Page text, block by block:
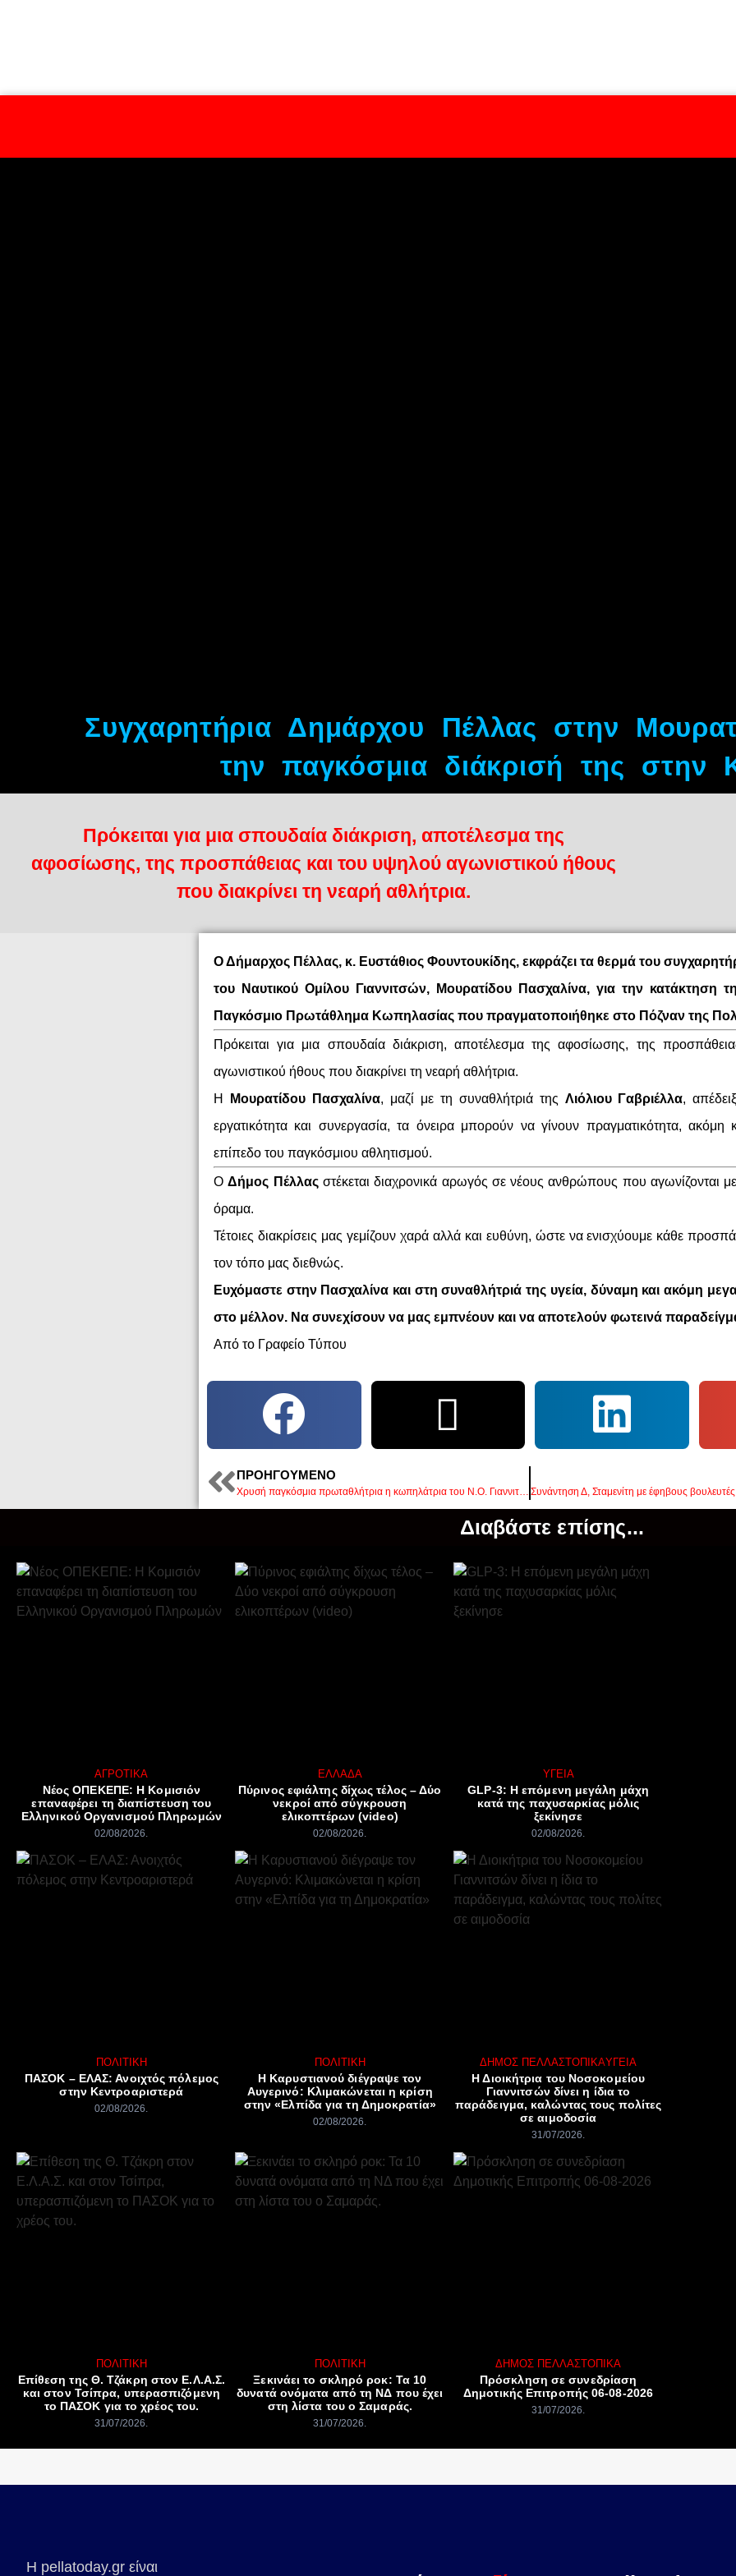
Συγχαρητήρια Δημάρχου Πέλλας στην
την παγκόσμια διάκρισή της στην
Πρόκειται για μια σπουδαία διάκριση, αποτέλεσμα της
αφοσίωσης, της προσπάθειας και του υψηλού αγωνιστικού ήθους
που διακρίνει τη νεαρή αθλήτρια.
Ο Δήμαρχος Πέλλας, κ. Ευστάθιος Φουντουκίδης, εκφράζει τα θερμά του
του Ναυτικού Ομίλου Γιαννιτσών, Μουρατίδου Πασχαλίνα, για την κατάκτηση
Παγκόσμιο Πρωτάθλημα Κωπηλασίας που πραγματοποιήθηκε στο Πόζναν της
Πρόκειται για μια σπουδαία διάκριση, αποτέλεσμα της αφοσίωσης, της
αγωνιστικού ήθους που διακρίνει τη νεαρή αθλήτρια.
Η
Μουρατίδου Πασχαλίνα, μαζί με τη συναθλήτριά της Λιόλιου Γαβριέλλα,
εργατικότητα και συνεργασία, τα όνειρα μπορούν να γίνουν πραγματικότητα, ακόμη
επίπεδο του παγκόσμιου αθλητισμού.
ΟΔήμος Πέλλαςστέκεται διαχρονικά αρωγός σε νέους ανθρώπους που αγωνίζονται
όραμα.
Τέτοιες διακρίσεις μας γεμίζουν χαρά αλλά και ευθύνη, ώστε να ενισχύουμε κάθε
τον τόπο μας διεθνώς.
Ευχόμαστε στην Πασχαλίνα και στη συναθλήτριά της υγεία, δύναμη και ακόμη
στο μέλλον. Να συνεχίσουν να μας εμπνέουν και να αποτελούν φωτεινά
Από το Γραφείο Τύπου
ΠΡΟΗΓΟΎΜΕΝΟ
Χρυσή παγκόσμια πρωταθλήτρια η κωπηλάτρια του Ν.Ο. Γιαννιτσών, Πασχαλίνα Μουρατίδου!
Διαβάστε επίσης...
ΑΓΡΟΤΙΚΆ
Νέος ΟΠΕΚΕΠΕ: Η Κομισιόν
επαναφέρει τη διαπίστευση του
Ελληνικού Οργανισμού Πληρωμών
02/08/2026
ΕΛΛΆΔΑ
Πύρινος εφιάλτης δίχως τέλος – Δύο
νεκροί από σύγκρουση
ελικοπτέρων (video)
02/08/2026
ΥΓΕΊΑ
GLP-3: Η επόμενη μεγάλη μάχη
κατά της παχυσαρκίας μόλις
ξεκίνησε
02/08/2026
ΠΟΛΙΤΙΚΉ
ΠΑΣΟΚ – ΕΛΑΣ: Ανοιχτός πόλεμος
στην Κεντροαριστερά
02/08/2026
ΠΟΛΙΤΙΚΉ
Η Καρυστιανού διέγραψε τον
Αυγερινό: Κλιμακώνεται η κρίση
στην «Ελπίδα για τη Δημοκρατία»
02/08/2026
ΔΉΜΟΣ ΠΈΛΛΑΣΤΟΠΙΚΆΥΓΕΊΑ
Η Διοικήτρια του Νοσοκομείου
Γιαννιτσών δίνει η ίδια το
παράδειγμα, καλώντας τους πολίτες
σε αιμοδοσία
31/07/2026
ΠΟΛΙΤΙΚΉ
Επίθεση της Θ. Τζάκρη στον Ε.Λ.Α.Σ.
και στον Τσίπρα, υπερασπιζόμενη
το ΠΑΣΟΚ για το χρέος του.
31/07/2026
ΠΟΛΙΤΙΚΉ
Ξεκινάει το σκληρό ροκ: Τα 10
δυνατά ονόματα από τη ΝΔ που έχει
στη λίστα του ο Σαμαράς.
31/07/2026
ΔΉΜΟΣ ΠΈΛΛΑΣΤΟΠΙΚΆ
Πρόσκληση σε συνεδρίαση
Δημοτικής Επιτροπής 06-08-2026
31/07/2026
Η pellatoday.gr είναι